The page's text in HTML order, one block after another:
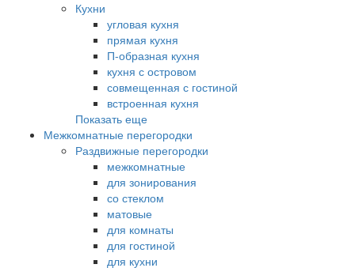
Кухни
угловая кухня
прямая кухня
П-образная кухня
кухня с островом
совмещенная с гостиной
встроенная кухня
Показать еще
Межкомнатные перегородки
Раздвижные перегородки
межкомнатные
для зонирования
со стеклом
матовые
для комнаты
для гостиной
для кухни